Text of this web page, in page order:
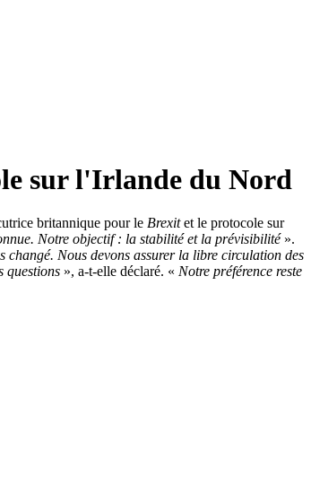
sur l'Irlande du Nord
britannique pour le Brexitet le protocole sur
Notre objectif : la stabilité et la prévisibilité ».
changé. Nous devons assurer la libre circulation des
questions », a-t-elle déclaré. « Notre préférence reste